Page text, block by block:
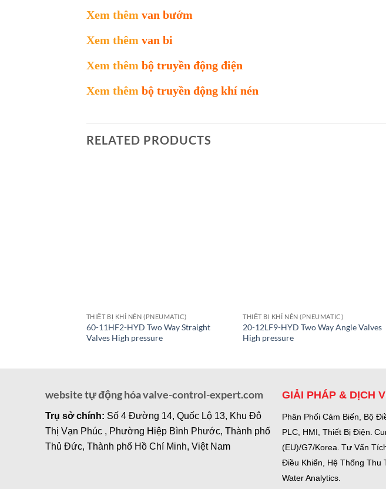
Xem thêm van bướm
Xem thêm van bi
Xem thêm bộ truyền động điện
Xem thêm bộ truyền động khí nén
RELATED PRODUCTS
THIẾT BỊ KHÍ NÉN (PNEUMATIC)
60-11HF2-HYD Two Way Straight
Valves High pressure
THIẾT BỊ KHÍ NÉN (PNEUMATIC)
20-12LF9-HYD Two Way Angle Valves
High pressure
website tự động hóa valve-control-expert.com
Trụ sở chính: Số 4 Đường 14, Quốc Lộ 13, Khu Đô
Thị Vạn Phúc , Phường Hiệp Bình Phước, Thành phố
Thủ Đức, Thành phố Hồ Chí Minh, Việt Nam
GIẢI PHÁP & DỊCH
Phân Phối Cảm Biến, Bộ
PLC, HMI, Thiết Bị Điện.
(EU)/G7/Korea. Tư Vấn
Điều Khiển, Hệ Thống Thu
Water Analytics.